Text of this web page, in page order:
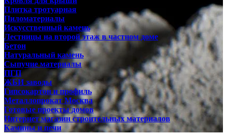
Плитка тротуарная
Пиломатериалы
Искусственный камень
Лестницы на второй этаж в частном доме
Бетон
Натуральный камень
Сыпучие материалы
ПГП
ЖБИ заводы
Гипсокартон и профиль
Металлопрокат Москва
Готовые проекты домов
Интернет магазин строительных материалов
Камины и печи